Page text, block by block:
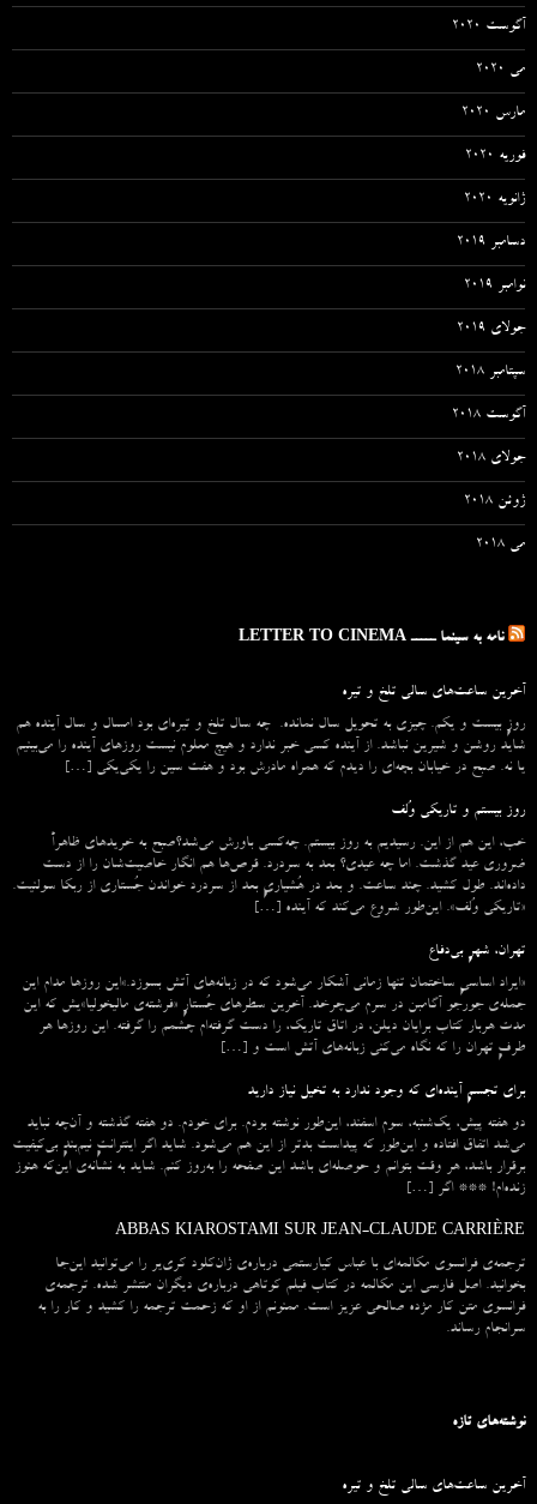
آگوست 2020
می 2020
مارس 2020
فوریه 2020
ژانویه 2020
دسامبر 2019
نوامبر 2019
جولای 2019
سپتامبر 2018
آگوست 2018
جولای 2018
ژوئن 2018
می 2018
نامه به سینما ـــــ LETTER TO CINEMA
آخرین ساعت‌های سالی تلخ و تیره
روزِ بیست و یکم. چیزی به تحویل سال نمانده. چه سال تلخ و تیره‌ای بود امسال و سال آینده هم
شاید روشن و شیرین نباشد. از آینده کسی خبر ندارد و هیچ معلوم نیست روزهای آینده را می‌بینیم
یا نه. صبح در خیابان بچه‌ای را دیدم که همراه مادرش بود و هفت سین را یکی‌یکی […]
روز بیستم و تاریکی وُلف
خب، این هم از این. رسیدیم به روز بیستم. چه‌کسی باورش می‌شد؟صبح به خریدهای ظاهراً
ضروری عید گذشت. اما چه عیدی؟ بعد به سردرد. قرص‌ها هم انگار خاصیت‌شان را از دست
داده‌اند. طول کشید. چند ساعت. و بعد در هُشیاریِ بعد از سردرد خواندن جُستاری از ربکا سولنیت.
«تاریکی وُلف». این‌طور شروع می‌‌کند که آینده […]
تهران، شهرِ بی‌دفاع
«ایراد اساسیِ ساختمان تنها زمانی آشکار می‌شود که در زبانه‌‌های آتش بسوزد.»این روزها مدام این
جمله‌ی جورجو آگامبن در سرم می‌چرخد. آخرین سطرهای جُستارِ «فرشته‌ی مالیخولیا»یش که این
مدت هربار کتاب برایان دیلن، در اتاق تاریک، را دست گرفته‌ام چشمم را گرفته. این روزها هر
طرفِ تهران را که نگاه می‌کنی زبانه‌های آتش است و […]
برای تجسمِ آینده‌ای که وجود ندارد به تخیل نیاز دارید
دو هفته پیش، یک‌شنبه، سوم اسفند، این‌طور نوشته بودم. برای خودم. دو هفته گذشته و آن‌چه نباید
می‌شد اتفاق افتاده و این‌طور که پیداست بدتر از این هم می‌شود. شاید اگر اینترانتِ نیم‌بندِ بی‌کیفیت
برقرار باشد، هر وقت بتوانم و حوصله‌ای باشد این صفحه را به‌روز کنم. شاید به نشانه‌ی این‌که هنوز
زنده‌ام! *** اگر […]
ABBAS KIAROSTAMI SUR JEAN-CLAUDE CARRIÈRE
ترجمه‌ی فرانسوی مکالمه‌ای با عباس کیارستمی درباره‌ی ژان‌کلود کری‌یر را می‌توانید این‌جا
بخوانید. اصل فارسی این مکالمه در کتاب فیلم کوتاهی درباره‌ی دیگران منتشر شده. ترجمه‌ی
فرانسوی متن کار مژده صالحی عزیز است. ممنونم از او که زحمت ترجمه را کشید و کار را به
سرانجام رساند.
نوشته‌های تازه
آخرین ساعت‌های سالی تلخ و تیره